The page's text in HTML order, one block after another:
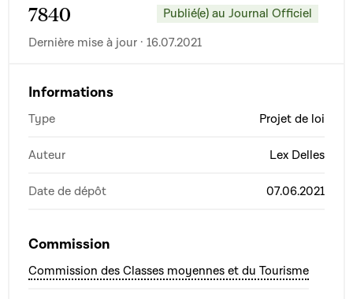
7840
Publié(e) au Journal Officiel
Dernière mise à jour · 16.07.2021
Informations
Type Projet de loi
Auteur Lex Delles
Date de dépôt 07.06.2021
Commission
Commission des Classes moyennes et du Tourisme